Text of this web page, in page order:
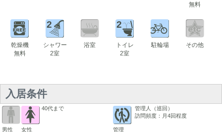
無料
乾燥機
無料
2
シャワー
2室
浴室
2
トイレ
2室
駐輪場 その他
入居条件
男性 女性
40代まで
管理
管理人（巡回）
訪問頻度：月4回程度